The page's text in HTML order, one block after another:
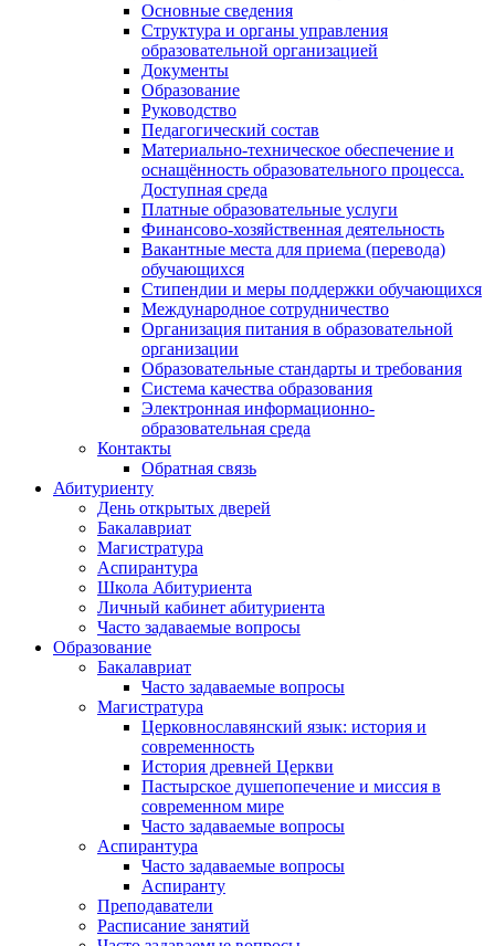
Основные сведения
Структура и органы управления
образовательной организацией
Документы
Образование
Руководство
Педагогический состав
Материально-техническое обеспечение и
оснащённость образовательного процесса.
Доступная среда
Платные образовательные услуги
Финансово-хозяйственная деятельность
Вакантные места для приема (перевода)
обучающихся
Стипендии и меры поддержки обучающихся
Международное сотрудничество
Организация питания в образовательной
организации
Образовательные стандарты и требования
Система качества образования
Электронная информационно-
образовательная среда
Контакты
Обратная связь
Абитуриенту
День открытых дверей
Бакалавриат
Магистратура
Аспирантура
Школа Абитуриента
Личный кабинет абитуриента
Часто задаваемые вопросы
Образование
Бакалавриат
Часто задаваемые вопросы
Магистратура
Церковнославянский язык: история и
современность
История древней Церкви
Пастырское душепопечение и миссия в
современном мире
Часто задаваемые вопросы
Аспирантура
Часто задаваемые вопросы
Аспиранту
Преподаватели
Расписание занятий